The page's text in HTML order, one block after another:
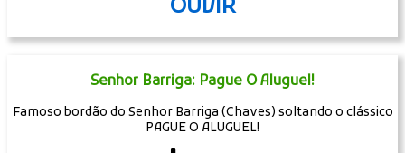
OUVIR
Senhor Barriga: Pague O Aluguel!
Famoso bordão do Senhor Barriga (Chaves) soltando o clássico
PAGUE O ALUGUEL!